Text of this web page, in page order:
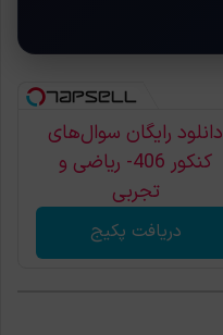
دانلود رایگان سوال‌های
کنکور 406- ریاضی و
تجربی
دریافت پکیج